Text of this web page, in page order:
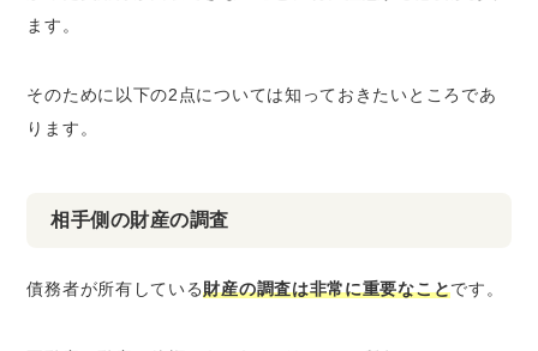
ます。
そのために以下の2点については知っておきたいところであ
ります。
相手側の財産の調査
債務者が所有している財産の調査は非常に重要なことです。